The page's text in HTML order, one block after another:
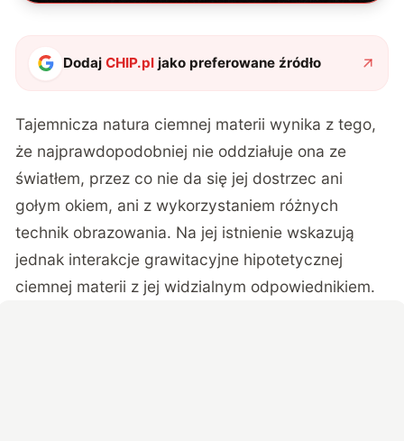
DodajCHIP.pl jako preferowane źródło
Tajemnicza natura ciemnej materii wynika z tego,
że najprawdopodobniej nie oddziałuje ona ze
światłem, przez co nie da się jej dostrzec ani
gołym okiem, ani z wykorzystaniem różnych
technik obrazowania. Na jej istnienie wskazują
jednak interakcje grawitacyjne hipotetycznej
ciemnej materii z jej widzialnym odpowiednikiem.